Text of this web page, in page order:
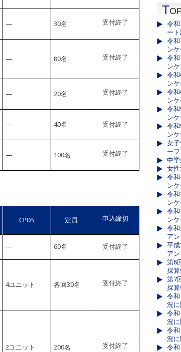
— 30名 受付終了
— 80名 受付終了
— 20名 受付終了
— 40名 受付終了
— 100名 受付終了
CPDS 定員 申込締切
— 60名 受付終了
4ユニット 各回30名 受付終了
2ユニット 200名 受付終了
T
令
ー
令
ン
令
ン
令
ン
令
ン
令
ン
令
ン
女子
ー
中
女
令
ン
令
ン
令
ン
令
ア
平
ア
第8
採
第7
採
令
況
令
況
令
況
令